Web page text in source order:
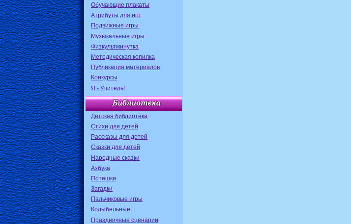
Обучающие плакаты
Атрибуты для игр
Подвижные игры
Музыкальные игры
Физкультминутка
Методическая копилка
Публикация материалов
Конкурсы
Я - Учитель!
Детская библиотека
Стихи для детей
Рассказы для детей
Сказки для детей
Народные сказки
Азбука
Потешки
Загадки
Пальчиковые игры
Колыбельные
Праздничные сценарии